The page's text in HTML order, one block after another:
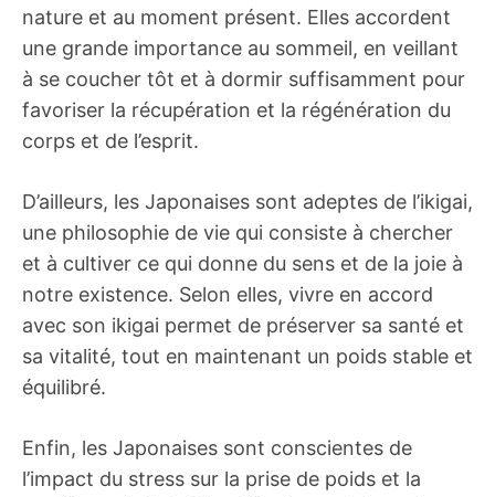
nature et au moment présent. Elles accordent
une grande importance au sommeil, en veillant
à se coucher tôt et à dormir suffisamment pour
favoriser la récupération et la régénération du
corps et de l’esprit.
D’ailleurs, les Japonaises sont adeptes de l’ikigai,
une philosophie de vie qui consiste à chercher
et à cultiver ce qui donne du sens et de la joie à
notre existence. Selon elles, vivre en accord
avec son ikigai permet de préserver sa santé et
sa vitalité, tout en maintenant un poids stable et
équilibré.
Enfin, les Japonaises sont conscientes de
l’impact du stress sur la prise de poids et la